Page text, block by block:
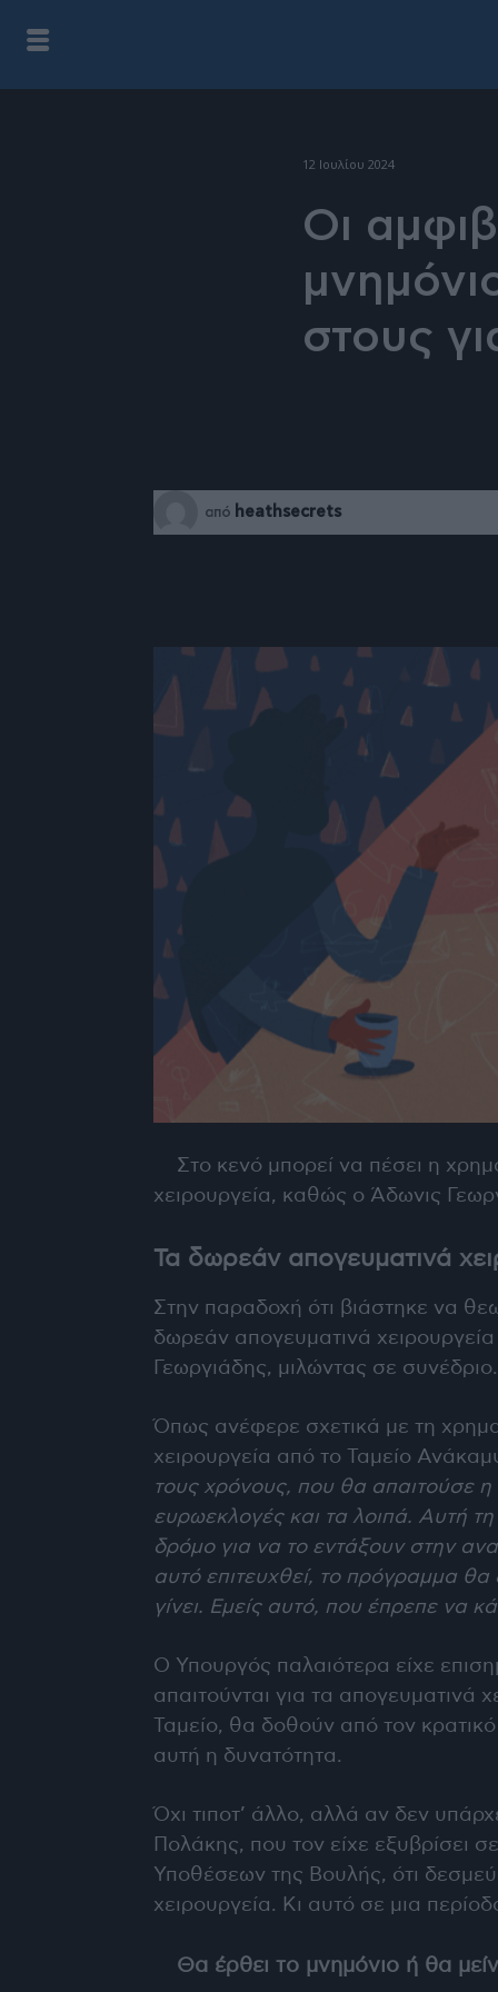
12 Ιουλίου 2024
Οι
στους
από heathsecrets
Στο κενό μπορεί να πέσει η
χειρουργεία, καθώς ο Άδωνις
Τα δωρεάν απογευματινά
Στην παραδοχή ότι βιάστηκε να
δωρεάν απογευματινά
Γεωργιάδης, μιλώντας σε συνέδριο.
Όπως ανέφερε σχετικά με τη
χειρουργεία από το Ταμείο
τους χρόνους, που θα απαιτούσε
ευρωεκλογές και τα λοιπά. Αυτή
δρόμο για να το εντάξουν στην
αυτό επιτευχθεί, το πρόγραμμα θα
γίνει. Εμείς αυτό, που έπρεπε να
Ο Υπουργός παλαιότερα είχε
απαιτούνται για τα απογευματινά
Ταμείο, θα δοθούν από τον
αυτή η δυνατότητα.
Όχι τιποτ’ άλλο, αλλά αν δεν
Πολάκης, που τον είχε εξυβρίσει
Υποθέσεων της Βουλής, ότι
χειρουργεία. Κι αυτό σε μια
Θα έρθει το μνημόνιο ή θα